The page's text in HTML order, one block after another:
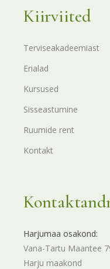
Kiirviited
Terviseakadeemiast
Erialad
Kursused
Sisseastumine
Ruumide rent
Kontakt
Harjumaa osakond:
Vana-Tartu Maantee
Harju maakond